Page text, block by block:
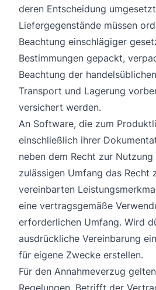
deren Entscheidung
Liefergegenstände müssen
Beachtung einschlägiger
Bestimmungen gepackt,
Beachtung der
Transport und Lagerung
versichert werden.
An Software, die zum
einschließlich ihrer
neben dem Recht zur
zulässigen Umfang das Recht
vereinbarten
eine vertragsgemäße
erforderlichen Umfang. Wird
ausdrückliche Vereinbarung
für eigene Zwecke erstellen.
Für den Annahmeverzug
Regelungen. Betrifft der